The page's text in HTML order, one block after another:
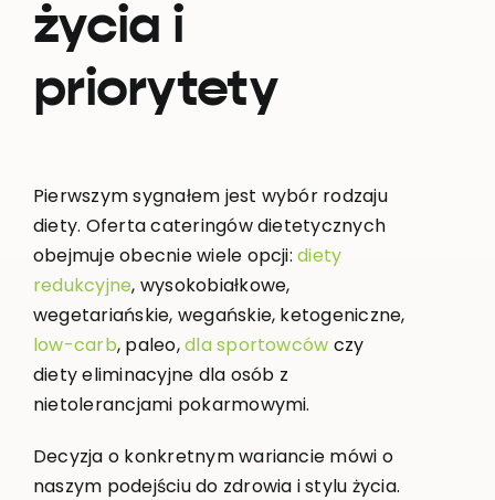
życia i
priorytety
Pierwszym sygnałem jest wybór rodzaju
diety. Oferta cateringów dietetycznych
obejmuje obecnie wiele opcji:diety
redukcyjne, wysokobiałkowe,
wegetariańskie, wegańskie, ketogeniczne,
low-carb, paleo,dla sportowców czy
diety eliminacyjne dla osób z
nietolerancjami pokarmowymi.
Decyzja o konkretnym wariancie mówi o
naszym podejściu do zdrowia i stylu życia.